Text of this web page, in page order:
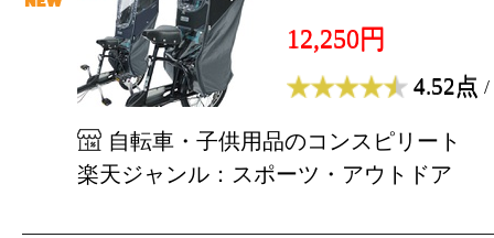
12,250円
4.52点 /
自転車・子供用品のコンスピリート
楽天ジャンル：スポーツ・アウトドア